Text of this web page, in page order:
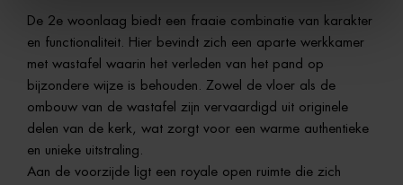
De 2e woonlaag biedt een fraaie combinatie van karakter
en functionaliteit. Hier bevindt zich een aparte werkkamer
met wastafel waarin het verleden van het pand op
bijzondere wijze is behouden. Zowel de vloer als de
ombouw van de wastafel zijn vervaardigd uit originele
delen van de kerk, wat zorgt voor een warme authentieke
en unieke uitstraling.
Aan de voorzijde ligt een royale open ruimte die zich